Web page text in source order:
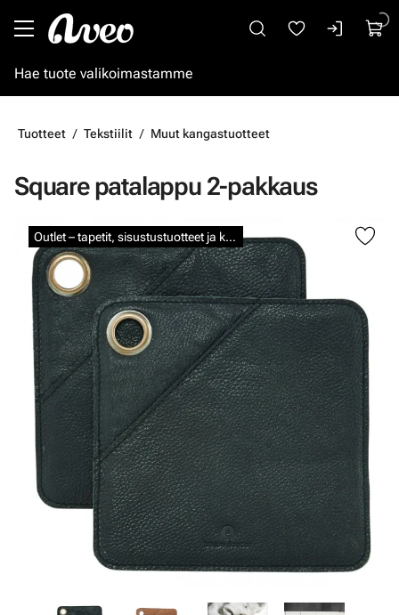
Tuotteet Tekstiilit Muut kangastuotteet
Square patalappu 2-pakkaus
Outlet – tapetit, sisustustuotteet ja kalkkimaalit
Ohita kuvat